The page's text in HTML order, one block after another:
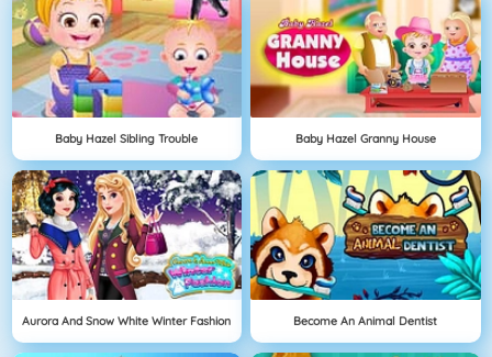
Baby Hazel Sibling Trouble Baby Hazel Granny House
Aurora And Snow White Winter Fashion Become An Animal Dentist